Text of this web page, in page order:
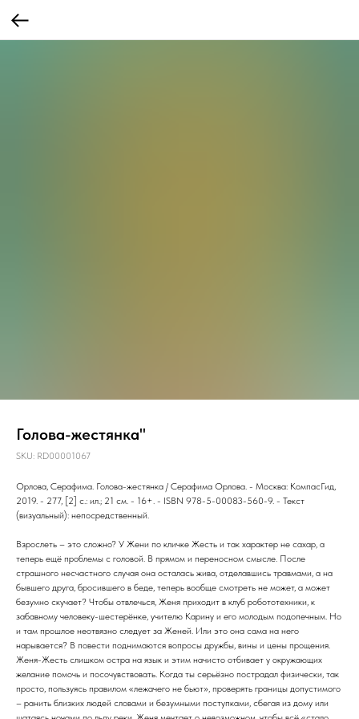
Голова-жестянка"
SKU: RD00001067
Орлова, Серафима. Голова-жестянка / Серафима Орлова. - Москва: КомпасГид,
2019. - 277, [2] с.: ил.; 21 см. - 16+. - ISBN 978-5-00083-560-9. - Текст
(визуальный): непосредственный.
Взрослеть – это сложно? У Жени по кличке Жесть и так характер не сахар, а
теперь ещё проблемы с головой. В прямом и переносном смысле. После
страшного несчастного случая она осталась жива, отделавшись травмами, а на
бывшего друга, бросившего в беде, теперь вообще смотреть не может, а может
безумно скучает? Чтобы отвлечься, Женя приходит в клуб робототехники, к
забавному человеку-шестерёнке, учителю Карину и его молодым подопечным. Но
и там прошлое неотвязно следует за Женей. Или это она сама на него
нарывается? В повести поднимаются вопросы дружбы, вины и цены прощения.
Женя-Жесть слишком остра на язык и этим начисто отбивает у окружающих
желание помочь и посочувствовать. Когда ты серьёзно пострадал физически, так
просто, пользуясь правилом «лежачего не бьют», проверять границы допустимого
– ранить близких людей словами и безумными поступками, сбегая из дому или